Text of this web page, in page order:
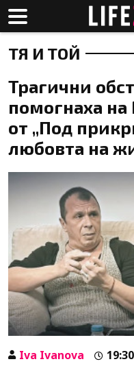
ТЯ И ТОЙ
Трагични
помогнаха
от „Под
любовта на
Iva Ivanova